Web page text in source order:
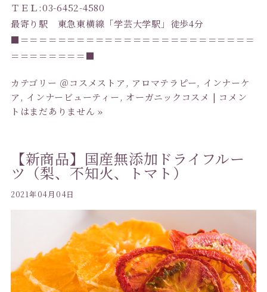
ＴＥＬ:03-6452-4580
最寄り駅 東急東横線「学芸大学駅」徒歩4分
■＝＝＝＝＝＝＝＝＝＝＝＝＝＝＝＝＝＝＝＝＝＝＝＝＝
＝＝＝＝＝＝＝＝■
カテゴリー ＠コスメストア, アロマテラピー, インナーケ
ア, インナービューティー, オーガニックコスメ | コメン
トはまだありません »
【新商品】国産無添加ドライフルー
ツ（梨、不知火、トマト）
2021年04月04日